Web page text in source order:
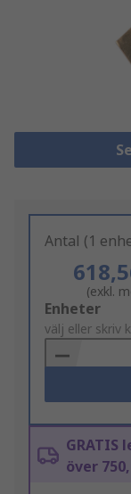
Antal (1
(exkl.
Add
to
Basket
Enheter
välj eller skriv
över